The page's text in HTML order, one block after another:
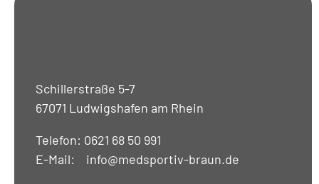
Schillerstraße 5-7
67071 Ludwigshafen am Rhein
Telefon: 0621 68 50 991
E-Mail: info@medsportiv-braun.de